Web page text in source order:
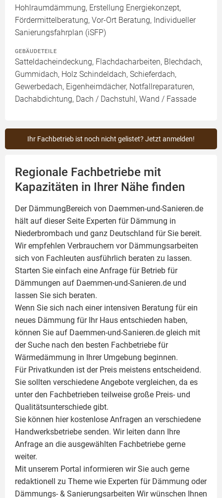
Hohlraumdämmung, Erstellung Energiekonzept,
Fördermittelberatung, Vor-Ort Beratung, Individueller
Sanierungsfahrplan (iSFP)
GEBÄUDETEILE
Satteldacheindeckung, Flachdacharbeiten, Blechdach,
Gummidach, Holz Schindeldach, Schieferdach,
Gewerbedach, Eigenheimdächer, Notfallreparaturen,
Dachabdichtung, Dach / Dachstuhl, Wand / Fassade
Ihr Fachbetrieb ist noch nicht gelistet? Jetzt anmelden!
Regionale Fachbetriebe mit
Kapazitäten in Ihrer Nähe finden
Der DämmungBereich von Daemmen-und-Sanieren.de
hält auf dieser Seite Experten für Dämmung in
Niederbrombach und ganz Deutschland für Sie bereit.
Wir empfehlen Verbrauchern vor Dämmungsarbeiten
sich von Fachleuten ausführlich beraten zu lassen.
Starten Sie einfach eine Anfrage für Betrieb für
Dämmungen auf Daemmen-und-Sanieren.de und
lassen Sie sich beraten.
Wenn Sie sich nach einer intensiven Beratung für ein
neues Dämmung für Ihr Haus entschieden haben,
können Sie auf Daemmen-und-Sanieren.de gleich mit
der Suche nach den besten Fachbetriebe für
Wärmedämmung in Ihrer Umgebung beginnen.
Für Privatkunden ist der Preis meistens entscheidend.
Sie sollten verschiedene Angebote vergleichen, da es
unter den Fachbetrieben teilweise große Preis- und
Qualitätsunterschiede gibt.
Sie können hier kostenlose Anfragen an verschiedene
Handwerksbetriebe senden. Wir leiten dann Ihre
Anfrage an die ausgewählten Fachbetriebe gerne
weiter.
Mit unserem Portal informieren wir Sie auch gerne
redaktionell zu Theme wie Experten für Dämmung oder
Dämmungs- & Sanierungsarbeiten Wir wünschen Ihnen